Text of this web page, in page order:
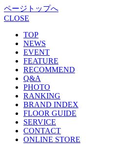
ページトップへ
CLOSE
TOP
NEWS
EVENT
FEATURE
RECOMMEND
Q&A
PHOTO
RANKING
BRAND INDEX
FLOOR GUIDE
SERVICE
CONTACT
ONLINE STORE